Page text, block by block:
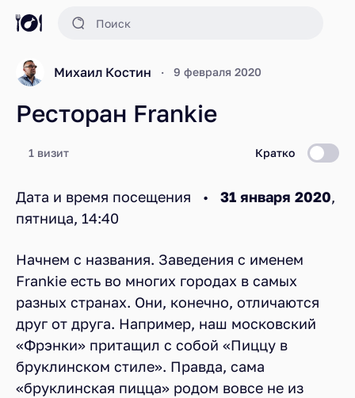
Михаил Костин 9 февраля 2020
Ресторан Frankie
1 визит Кратко
Дата и время посещения • 31 января 2020,
пятница, 14:40
Начнем с названия. Заведения с именем
Frankie есть во многих городах в самых
разных странах. Они, конечно, отличаются
друг от друга. Например, наш московский
«Фрэнки» притащил с собой «Пиццу в
бруклинском стиле». Правда, сама
«бруклинская пицца» родом вовсе не из